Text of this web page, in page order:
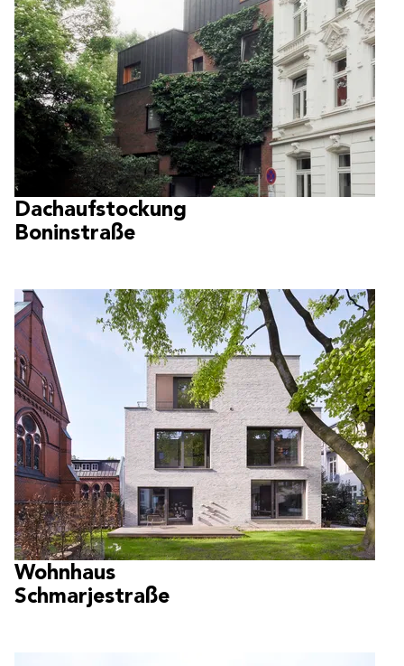
Dachaufstockung
Boninstraße
Wohnhaus
Schmarjestraße